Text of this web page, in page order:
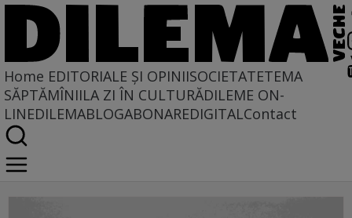
Home EDITORIALE ȘI OPINIISOCIETATETEMA
SĂPTĂMÎNIILA ZI ÎN CULTURĂDILEME ON-
LINEDILEMABLOGABONAREDIGITALContact
pe la noi prin ue